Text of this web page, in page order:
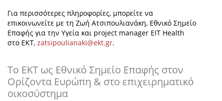
Για περισσότερες πληροφορίες, μπορείτε να
επικοινωνείτε με τη Ζωή Ατσιπουλιανάκη, Εθνικό Σημείο
Επαφής για την Υγεία και project manager EIT Health
στο ΕΚΤ, zatsipoulianaki@ekt.gr.
Το ΕΚΤ ως Εθνικό Σημείο Επαφής στον
Ορίζοντα Ευρώπη & στο επιχειρηματικό
οικοσύστημα